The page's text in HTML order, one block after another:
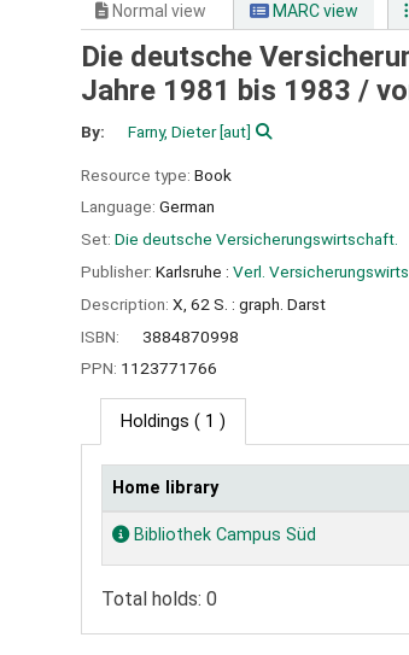
Normal view MARC view
Die deutsche
Jahre 1981 bis 1983 /
By: Farny, Dieter[aut]
Resource type: Book
Language: German
Set: Die deutsche Versicherungswirtschaft.
Publisher: Karlsruhe : Verl.
Description: X, 62 S. : graph. Darst
ISBN:
3884870998
PPN: 1123771766
Holdings ( 1 )
Holdings
Home library
Bibliothek Campus Süd
Total holds: 0